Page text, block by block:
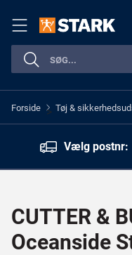
Forside > Tøj &
Vælg postnr:
CUTTER &
Oceanside